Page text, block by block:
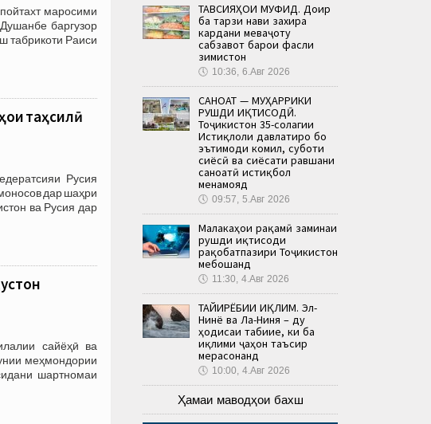
маросими
баргузор
табрикоти Раиси
таҳсилӣ
Русия
дар шаҳри
ва Русия дар
сайёҳӣ ва
меҳмондории
шартномаи
ТАВСИЯҲОИ МУФИД. Доир
ба тарзи нави захира
кардани меваҷоту
сабзавот барои фасли
зимистон
🕔 10:36, 6.Авг 2026
САНОАТ — МУҲАРРИКИ
РУШДИ ИҚТИСОДӢ.
Тоҷикистон 35-солагии
Истиқлоли давлатиро бо
эътимоди комил, суботи
сиёсӣ ва сиёсати равшани
саноатӣ истиқбол
менамояд
🕔 09:57, 5.Авг 2026
Малакаҳои рақамӣ заминаи
рушди иқтисоди
рақобатпазири Тоҷикистон
мебошанд
🕔 11:30, 4.Авг 2026
ТАҒЙИРЁБИИ ИҚЛИМ. Эл-
Нинё ва Ла-Ниня – ду
ҳодисаи табиие, ки ба
иқлими ҷаҳон таъсир
мерасонанд
🕔 10:00, 4.Авг 2026
Ҳамаи маводҳои бахш